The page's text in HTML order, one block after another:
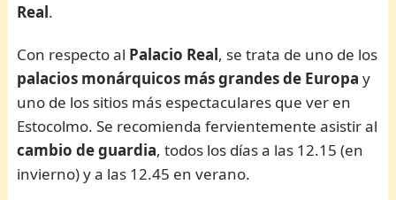
Real.
Con respecto al Palacio Real, se trata de uno de los
palacios monárquicos más grandes de Europa y
uno de los sitios más espectaculares que ver en
Estocolmo. Se recomienda fervientemente asistir al
cambio de guardia, todos los días a las 12.15 (en
invierno) y a las 12.45 en verano.